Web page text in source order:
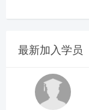
最新加入学员